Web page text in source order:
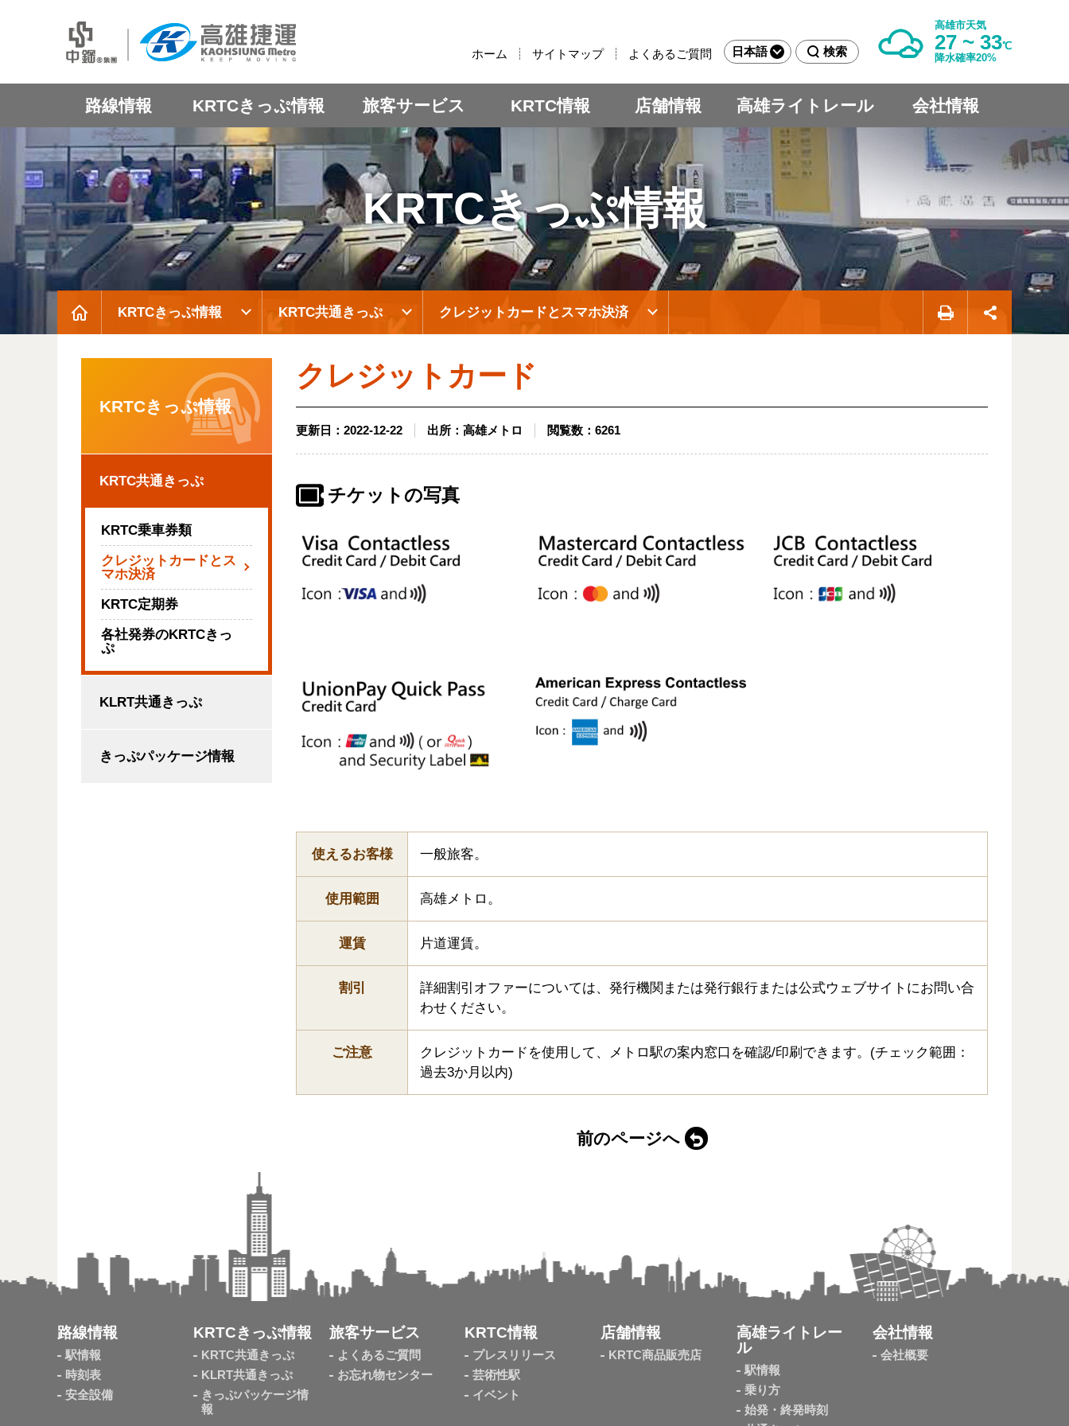
ホーム サイトマップ よくあるご質問 日本語 検索
高雄市天気
27 ~ 33℃
降水確率20%
路線情報 KRTCきっぷ情報 旅客サービス KRTC情報 店舗情報 高雄ライトレール 会社情報
KRTCきっぷ情報
KRTCきっぷ情報 KRTC共通きっぷ クレジットカードとスマホ決済
KRTCきっぷ情報
KRTC共通きっぷ
KRTC乗車券類
クレジットカードとス
マホ決済
KRTC定期券
各社発券のKRTCきっ
ぷ
KLRT共通きっぷ
きっぷパッケージ情報
クレジットカード
更新日： 2022-12-22 出所： 高雄メトロ 閲覧数： 6261
チケットの写真
使えるお客様 一般旅客。
使用範囲 高雄メトロ。
運賃 片道運賃。
割引
詳細割引オファーについては、発行機関または発行銀行または公式ウェブサイトにお問い合
わせください。
ご注意
クレジットカードを使用して、メトロ駅の案内窓口を確認/印刷できます。(チェック範囲：
過去3か月以内)
前のページへ
路線情報
駅情報
時刻表
安全設備
KRTCきっぷ情報
KRTC共通きっぷ
KLRT共通きっぷ
きっぷパッケージ情
報
旅客サービス
よくあるご質問
お忘れ物センター
KRTC情報
プレスリリース
芸術性駅
イベント
店舗情報
KRTC商品販売店
高雄ライトレー
ル
駅情報
乗り方
始発・終発時刻
会社情報
会社概要